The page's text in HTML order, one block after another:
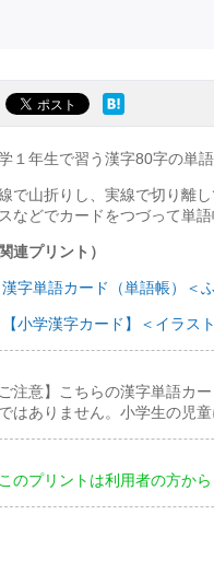
１年生で習う漢字80字の単
で山折りし、実線で切り離
などでカードをつづって単
関連プリント）
漢字単語カード（単語帳）＜
【小学漢字カード】＜イラス
ご注意】こちらの漢字単語カ
はありません。小学生の児
のプリントは利用者の方から